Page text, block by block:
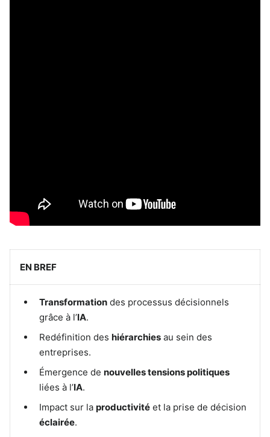
EN BREF
Transformation des processus décisionnels
grâce à l’IA.
Redéfinition des hiérarchies au sein des
entreprises.
Émergence de nouvelles tensions politiques
liées à l’IA.
Impact sur la productivité et la prise de décision
éclairée.